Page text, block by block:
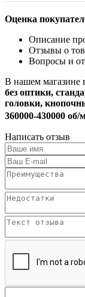
Оценка
Описание
Отзывы о
Вопросы и
В нашем магазине
без оптики,
головки,
360000-430000 об/
Написать отзыв